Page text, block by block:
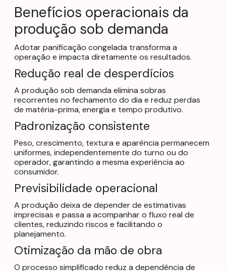
Benefícios operacionais da
produção sob demanda
Adotar panificação congelada transforma a
operação e impacta diretamente os resultados.
Redução real de desperdícios
A produção sob demanda elimina sobras
recorrentes no fechamento do dia e reduz perdas
de matéria-prima, energia e tempo produtivo.
Padronização consistente
Peso, crescimento, textura e aparência permanecem
uniformes, independentemente do turno ou do
operador, garantindo a mesma experiência ao
consumidor.
Previsibilidade operacional
A produção deixa de depender de estimativas
imprecisas e passa a acompanhar o fluxo real de
clientes, reduzindo riscos e facilitando o
planejamento.
Otimização da mão de obra
O processo simplificado reduz a dependência de